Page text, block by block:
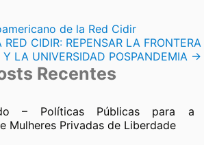
de la Red Cidir
CIDIR: REPENSAR LA FRONTERA
Y LA UNIVERSIDAD POSPANDEMIA →
Recentes
– Políticas Públicas para a
Mulheres Privadas de Liberdade